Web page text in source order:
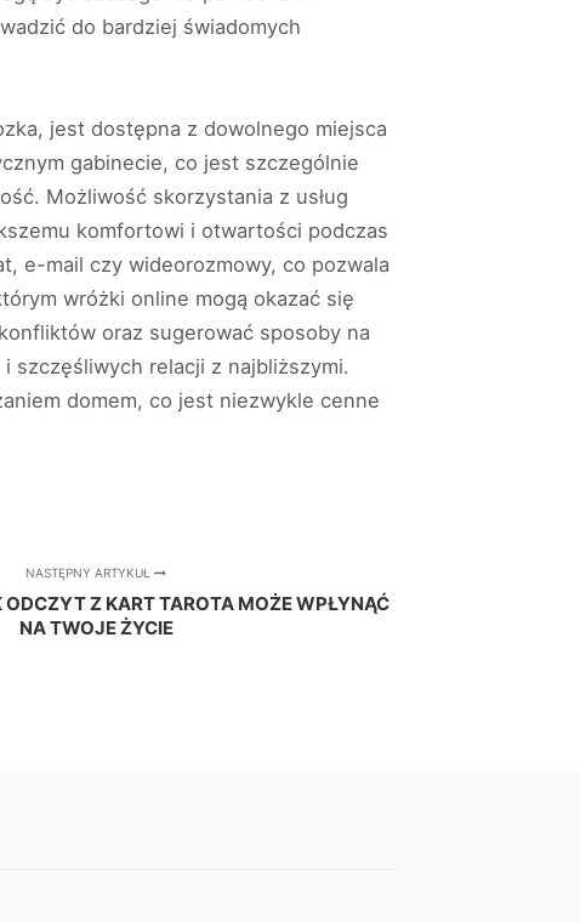
do bardziej świadomych
jest dostępna z dowolnego miejsca
gabinecie, co jest szczególnie
Możliwość skorzystania z usług
komfortowi i otwartości podczas
e-mail czy wideorozmowy, co pozwala
wróżki online mogą okazać się
oraz sugerować sposoby na
szczęśliwych relacji z najbliższymi.
domem, co jest niezwykle cenne
NASTĘPNY ARTYKUŁ
ODCZYT Z KART TAROTA MOŻE WPŁYNĄĆ
NA TWOJE ŻYCIE